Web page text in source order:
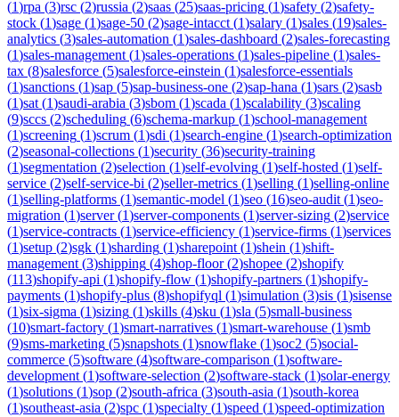
(1)rpa (3)rsc (2)russia (2)saas (25)saas-pricing (1)safety (2)safety-
stock (1)sage (1)sage-50 (2)sage-intacct (1)salary (1)sales (19)sales-
analytics (3)sales-automation (1)sales-dashboard (2)sales-forecasting
(1)sales-management (1)sales-operations (1)sales-pipeline (1)sales-
tax (8)salesforce (5)salesforce-einstein (1)salesforce-essentials
(1)sanctions (1)sap (5)sap-business-one (2)sap-hana (1)sars (2)sasb
(1)sat (1)saudi-arabia (3)sbom (1)scada (1)scalability (3)scaling
(9)sccs (2)scheduling (6)schema-markup (1)school-management
(1)screening (1)scrum (1)sdi (1)search-engine (1)search-optimization
(2)seasonal-collections (1)security (36)security-training
(1)segmentation (2)selection (1)self-evolving (1)self-hosted (1)self-
service (2)self-service-bi (2)seller-metrics (1)selling (1)selling-online
(1)selling-platforms (1)semantic-model (1)seo (16)seo-audit (1)seo-
migration (1)server(1)server-components (1)server-sizing (2)service
(1)service-contracts (1)service-efficiency (1)service-firms (1)services
(1)setup (2)sgk (1)sharding (1)sharepoint (1)shein (1)shift-
management (3)shipping (4)shop-floor(2)shopee (2)shopify
(113)shopify-api (1)shopify-flow (1)shopify-partners (1)shopify-
payments (1)shopify-plus (8)shopifyql (1)simulation (3)sis (1)sisense
(1)six-sigma (1)sizing (1)skills (4)sku (1)sla (5)small-business
(10)smart-factory (1)smart-narratives (1)smart-warehouse (1)smb
(9)sms-marketing (5)snapshots (1)snowflake (1)soc2 (5)social-
commerce (5)software (4)software-comparison (1)software-
development (1)software-selection (2)software-stack (1)solar-energy
(1)solutions (1)sop (2)south-africa (3)south-asia (1)south-korea
(1)southeast-asia (2)spc (1)specialty (1)speed (1)speed-optimization